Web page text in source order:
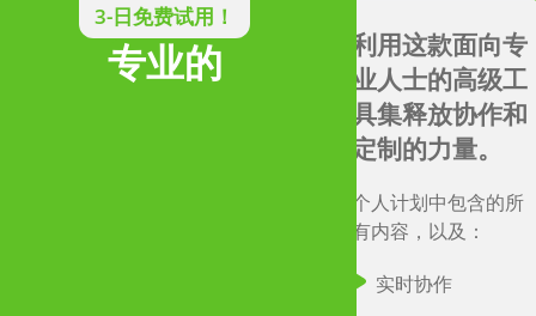
3-日免费试用！
专业的
利用这款面向专
业人士的高级工
具集释放协作和
定制的力量。
个人计划中包含的所
有内容，以及：
实时协作
发布到：
PDF
电影
剧本
Final
Draft
电影
剧本